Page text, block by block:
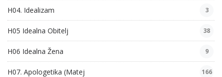
H04. Idealizam 3
H05 Idealna Obitelj 38
H06 Idealna Žena 9
H07. Apologetika (Matej 166